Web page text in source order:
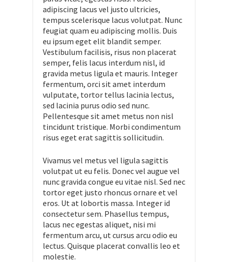
adipiscing lacus vel justo ultricies,
tempus scelerisque lacus volutpat. Nunc
feugiat quam eu adipiscing mollis. Duis
eu ipsum eget elit blandit semper.
Vestibulum facilisis, risus non placerat
semper, felis lacus interdum nisl, id
gravida metus ligula et mauris. Integer
fermentum, orci sit amet interdum
vulputate, tortor tellus lacinia lectus,
sed lacinia purus odio sed nunc.
Pellentesque sit amet metus non nisl
tincidunt tristique. Morbi condimentum
risus eget erat sagittis sollicitudin.
Vivamus vel metus vel ligula sagittis
volutpat ut eu felis. Donec vel augue vel
nunc gravida congue eu vitae nisl. Sed nec
tortor eget justo rhoncus ornare et vel
eros. Ut at lobortis massa. Integer id
consectetur sem. Phasellus tempus,
lacus nec egestas aliquet, nisi mi
fermentum arcu, ut cursus arcu odio eu
lectus. Quisque placerat convallis leo et
molestie.